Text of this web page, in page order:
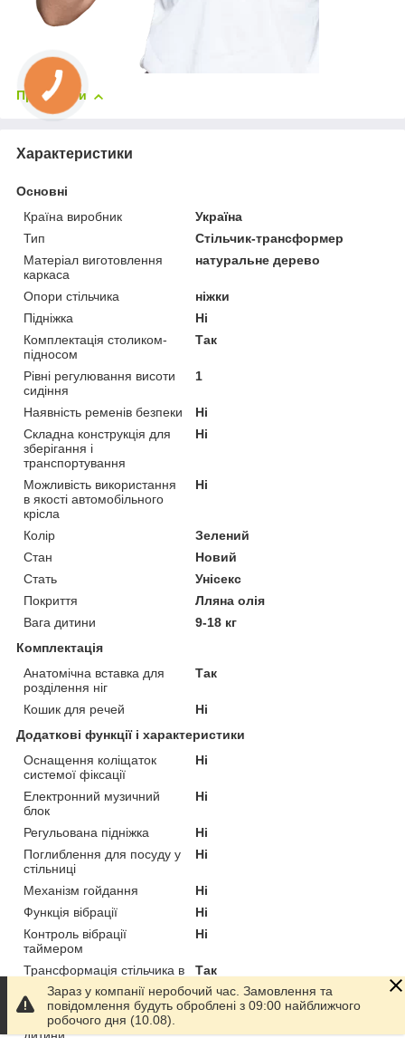
Приховати
Характеристики
Основні
Країна виробник
Україна
Тип
Стільчик-трансформер
Матеріал виготовлення
каркаса
натуральне дерево
Опори стільчика
ніжки
Підніжка
Ні
Комплектація столиком-
підносом
Так
Рівні регулювання висоти
сидіння
1
Наявність ременів безпеки
Ні
Складна конструкція для
зберігання і
транспортування
Ні
Можливість використання
в якості автомобільного
крісла
Ні
Колір
Зелений
Стан
Новий
Стать
Унісекс
Покриття
Лляна олія
Вага дитини
9-18 кг
Комплектація
Анатомічна вставка для
розділення ніг
Так
Кошик для речей
Ні
Додаткові функції і характеристики
Оснащення коліщаток
системої фіксації
Ні
Електронний музичний
блок
Ні
Регульована підніжка
Ні
Поглиблення для посуду у
стільниці
Ні
Механізм гойдання
Ні
Функція вібрації
Ні
Контроль вібрації
таймером
Ні
Трансформація стільчика в
стіл і стілець
Так
Трансформація в ліжечко-
люльку для перенесення
Ні
Зараз у компанії неробочий час. Замовлення та
повідомлення будуть оброблені з 09:00 найближчого
робочого дня (10.08).